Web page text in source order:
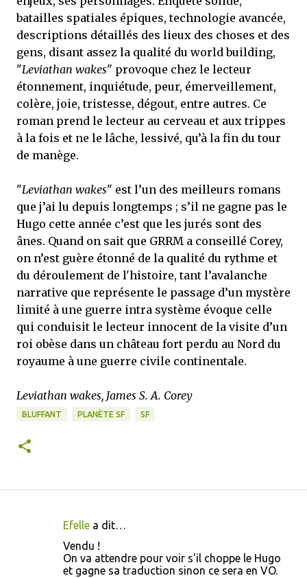
batailles spatiales épiques, technologie avancée,
descriptions détaillés des lieux des choses et des
gens, disant assez la qualité du world building,
"Leviathan wakes" provoque chez le lecteur
étonnement, inquiétude, peur, émerveillement,
colère, joie, tristesse, dégout, entre autres. Ce
roman prend le lecteur au cerveau et aux trippes
à la fois et ne le lâche, lessivé, qu’à la fin du tour
de manège.
"Leviathan wakes" est l’un des meilleurs romans
que j’ai lu depuis longtemps ; s’il ne gagne pas le
Hugo cette année c’est que les jurés sont des
ânes. Quand on sait que GRRM a conseillé Corey,
on n’est guère étonné de la qualité du rythme et
du déroulement de l'histoire, tant l’avalanche
narrative que représente le passage d’un mystère
limité à une guerre intra système évoque celle
qui conduisit le lecteur innocent de la visite d’un
roi obèse dans un château fort perdu au Nord du
royaume à une guerre civile continentale.
Leviathan wakes, James S. A. Corey
BLUFFANT PLANÈTE SF SF
Efelle a dit…
Vendu !
On va attendre pour voir s'il choppe le Hugo
et gagne sa traduction sinon ce sera en VO.